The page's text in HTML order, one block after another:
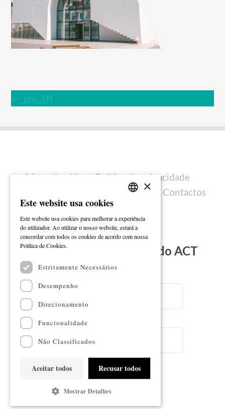
← jun_D1
Política de privacidade
Ficha técnica Contactos
Subscreva a Newsletter do ACT
Subscrever
Mapa do sítio
ENGLISH
×
Este website usa cookies
Este website usa cookies para melhorar a experiência
do utilizador. Ao utilizar o nosso website, estará a
concordar com todos os cookies de acordo com nossa
Política de Cookies.
Estritamente Necessários
Desempenho
Direcionamento
Funcionalidade
Não Classificados
Aceitar todos Recusar todos
Mostrar Detalhes